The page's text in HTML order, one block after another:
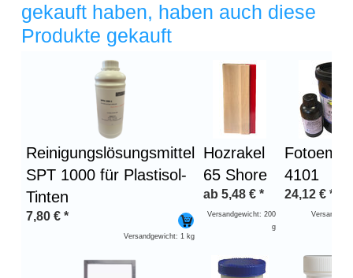
gekauft haben, haben auch diese
Produkte gekauft
Überschrift
Reinigungslösungsmittel
SPT 1000 für Plastisol-
Tinten
7,80 € *
Versandgewicht: 1 kg
Hozrakel
65 Shore
ab 5,48 € *
Versandgewicht: 200
g
4101
24,12 € *